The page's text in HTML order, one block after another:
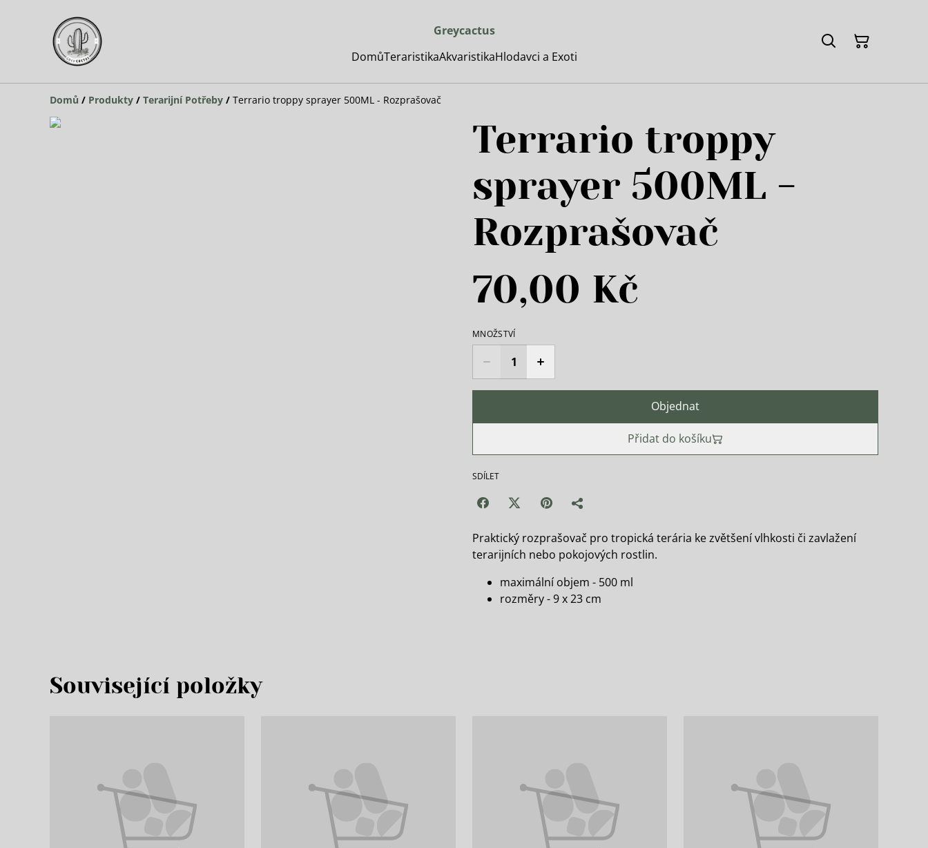
Greycactus
DomůTeraristikaAkvaristikaHlodavci a Exoti
Domů / Produkty / Terarijní Potřeby / Terrario troppy sprayer 500ML - Rozprašovač
Terrario troppy
sprayer 500ML -
Rozprašovač
70,00 Kč
MNOŽSTVÍ
Objednat
Přidat do košíku
SDÍLET
Praktický rozprašovač pro tropická terária ke zvětšení vlhkosti či zavlažení
terarijních nebo pokojových rostlin.
maximální objem - 500 ml
rozměry - 9 x 23 cm
Související položky